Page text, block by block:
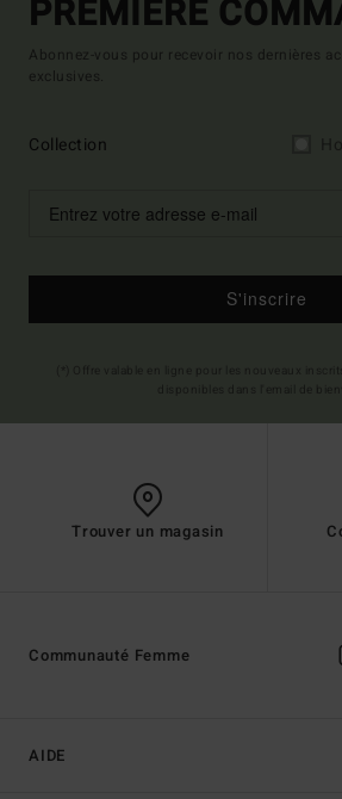
PREMIÈRE
Abonnez-vous pour recevoir nos dernières
exclusives.
Collection
S'inscrire
Trouver un magasin
AIDE
Communauté Femme